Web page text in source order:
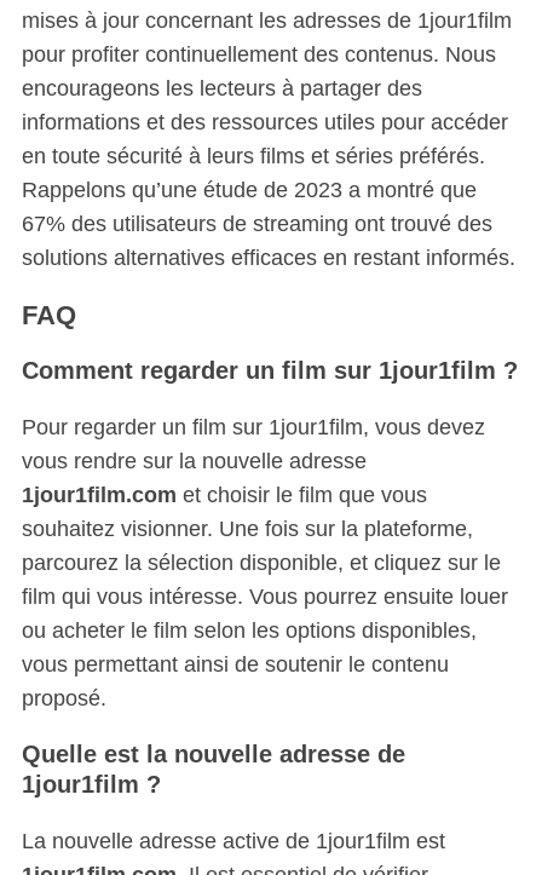
mises à jour concernant les adresses de 1jour1film
pour profiter continuellement des contenus. Nous
encourageons les lecteurs à partager des
informations et des ressources utiles pour accéder
en toute sécurité à leurs films et séries préférés.
Rappelons qu’une étude de 2023 a montré que
67% des utilisateurs de streaming ont trouvé des
solutions alternatives efficaces en restant informés.
FAQ
Comment regarder un film sur 1jour1film ?
Pour regarder un film sur 1jour1film, vous devez
vous rendre sur la nouvelle adresse
1jour1film.com et choisir le film que vous
souhaitez visionner. Une fois sur la plateforme,
parcourez la sélection disponible, et cliquez sur le
film qui vous intéresse. Vous pourrez ensuite louer
ou acheter le film selon les options disponibles,
vous permettant ainsi de soutenir le contenu
proposé.
Quelle est la nouvelle adresse de
1jour1film ?
La nouvelle adresse active de 1jour1film est